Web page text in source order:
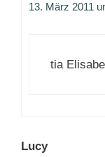
13. März 2011
tia
Lucy